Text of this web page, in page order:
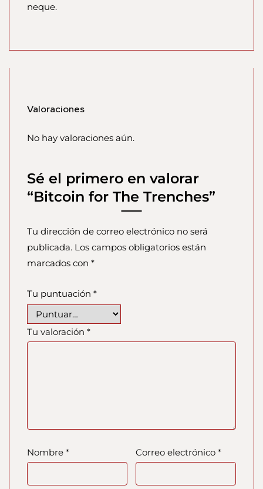
neque.
Valoraciones
No hay valoraciones aún.
Sé el primero en valorar
“Bitcoin for The Trenches”
Tu dirección de correo electrónico no será
publicada. Los campos obligatorios están
marcados con *
Tu puntuación *
Tu valoración *
Nombre * Correo electrónico*